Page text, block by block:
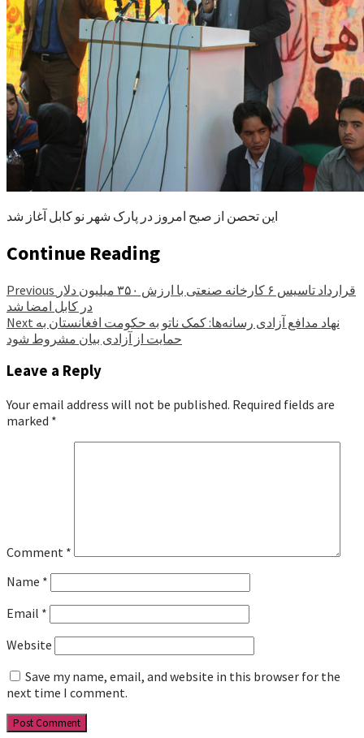
این تحصن از صبح امروز در پارک شهر نو کابل آغاز شد
Continue Reading
Previous
در کابل امضا شد
Next
حمایت از آزادی بیان مشروط شود
Leave a Reply
Your email address will not be published. Required fields are
marked *
Comment *
Name *
Email *
Website
Save my name, email, and website in this browser for the
next time I comment.